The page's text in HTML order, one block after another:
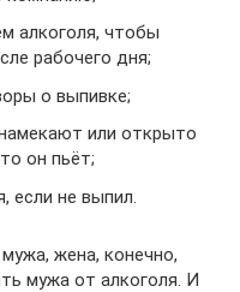
алкоголя, чтобы
рабочего дня;
о выпивке;
или открыто
он пьёт;
если не выпил.
жена, конечно,
мужа от алкоголя. И